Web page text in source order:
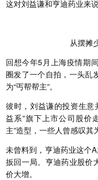
这对刘益谦和亨迪药业来说
从摆摊
回想今年5月上海疫情期
圈发了一个自拍，一头乱
为“丐帮帮主”。
彼时，刘益谦的投资生意
益系”旗下上市公司股价
主”造型，一些人曾感叹其
未曾料到，亨迪药业这个
扳回一局。亨迪药业股价
价大增。